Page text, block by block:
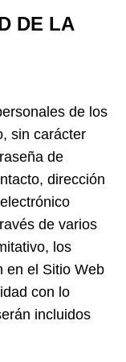
DE LA
de los
sin carácter
de
dirección
de varios
los
en el Sitio Web
con lo
incluidos